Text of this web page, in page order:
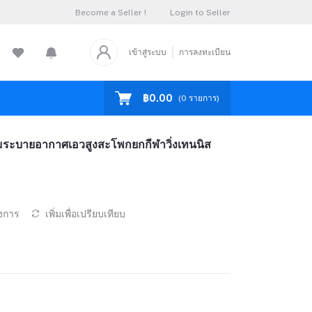
Become a Seller ! Login to Seller
เข้าสู่ระบบ การลงทะเบียน
฿0.00 (0 รายการ)
บายอากาศเอวสูงสะโพกยกกีฬาวิ่งเทนนิส
าร เพิ่มเพื่อเปรียบเทียบ